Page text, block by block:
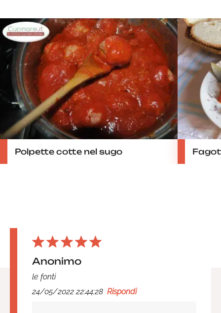
Polpette cotte nel sugo
Anonimo
le fonti
24/05/2022 22:44:28 Rispondi